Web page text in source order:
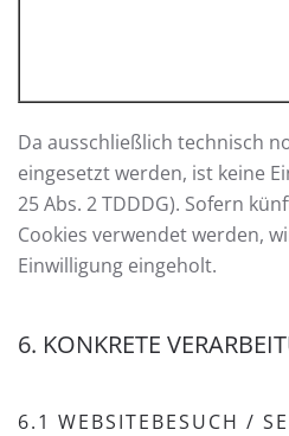
Da ausschließlich technisch
eingesetzt werden, ist keine
25 Abs. 2 TDDDG). Sofern
Cookies verwendet werden,
Einwilligung eingeholt.
6. KONKRETE
6.1 WEBSITEBESUCH /